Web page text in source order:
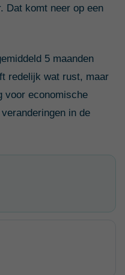
Dat komt neer op een
5 maanden
redelijk wat rust, maar
voor economische
in de